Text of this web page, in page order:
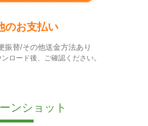
のお支払い
振替/その他送金方法あり
ロード後、ご確認ください。
ンショット